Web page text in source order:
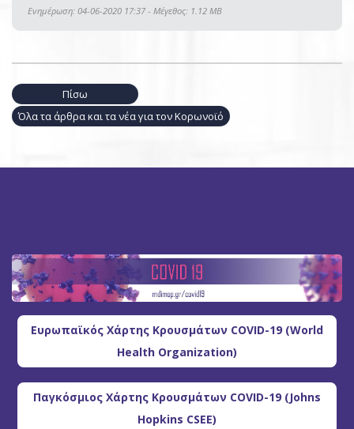
Ενημέρωση: 04-06-2020 17:37 - Μέγεθος: 1.12 MB
Πίσω
Όλα τα άρθρα και τα νέα για τον Κορωνοϊό
Ευρωπαϊκός Χάρτης Κρουσμάτων COVID-19 (World
Health Organization)
Παγκόσμιος Χάρτης Κρουσμάτων COVID-19 (Johns
Hopkins CSEE)